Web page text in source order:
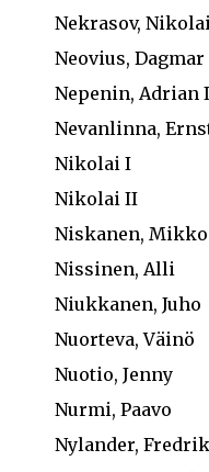
Nekrasov,
Neovius, Dagmar
Nepenin, Adrian
Nevanlinna,
Nikolai I
Nikolai II
Niskanen, Mikko
Nissinen, Alli
Niukkanen, Juho
Nuorteva, Väinö
Nuotio, Jenny
Nurmi, Paavo
Nylander, Fredrik